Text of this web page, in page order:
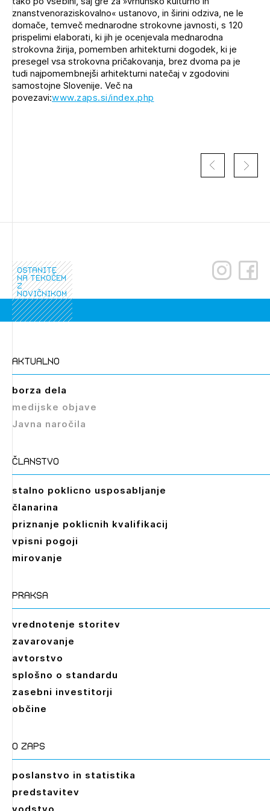
Izbrana vsebina je namenjena le ZAPS
registriranim uporabnikom. Da lahko do nje
PRIJAVITE SE
POZABLJENO GESLO
REGISTRIRAJTE SE
znanstvenoraziskovalno« ustanovo, in širini odziva, ne le
domače, temveč mednarodne strokovne javnosti, s 120
prispelimi elaborati, ki jih je ocenjevala mednarodna
strokovna žirija, pomemben arhitekturni dogodek, ki je
presegel vsa strokovna pričakovanja, brez dvoma pa je
tudi najpomembnejši arhitekturni natečaj v zgodovini
samostojne Slovenije. Več na
povezavi:www.zaps.si/index.php
ostanite
na tekočem
z
novičnikom
aktualno
borza dela
medijske objave
Javna naročila
članstvo
stalno poklicno usposabljanje
članarina
priznanje poklicnih kvalifikacij
vpisni pogoji
mirovanje
praksa
vrednotenje storitev
zavarovanje
avtorstvo
splošno o standardu
zasebni investitorji
občine
O zaps
poslanstvo in statistika
predstavitev
Novičnik natečajev
Tedenski novičnik javnih naročil
Dnevne medijske objave